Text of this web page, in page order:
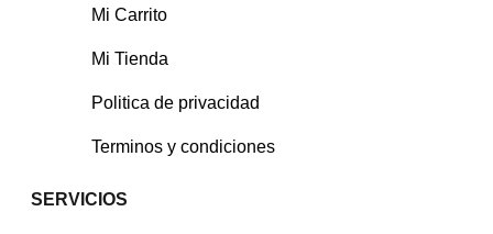
Mi Carrito
Mi Tienda
Politica de privacidad
Terminos y condiciones
SERVICIOS